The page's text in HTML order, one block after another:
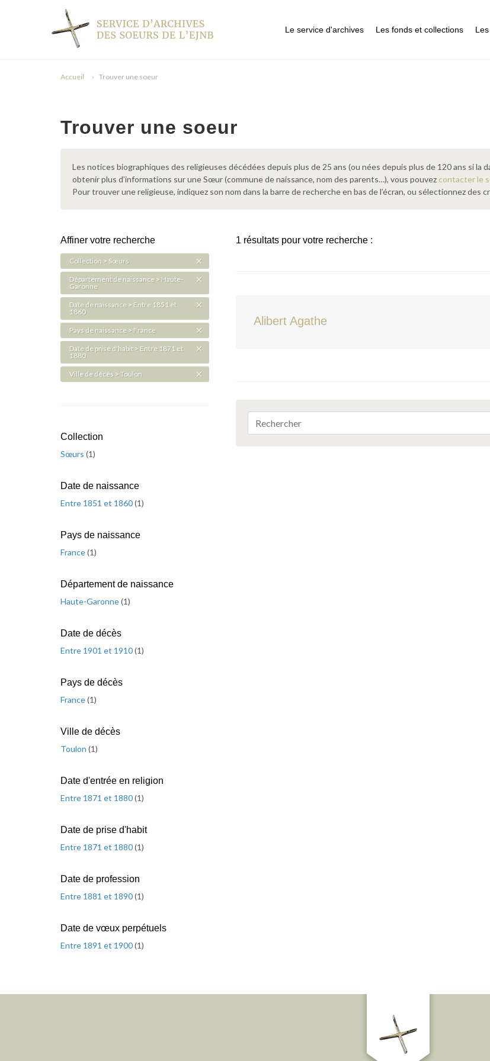
Le service d'archives Les fonds et collections
Accueil Trouver une soeur
Trouver une soeur
Les notices biographiques des religieuses décédées depuis plus de 25 ans (ou nées depuis plus de 120 ans si la
obtenir plus d’informations sur une Sœur (commune de naissance, nom des parents…), vous pouvez contacter le
Pour trouver une religieuse, indiquez son nom dans la barre de recherche en bas de l’écran, ou sélectionnez des
1 résultats pour votre recherche :
Alibert Agathe
Affiner votre recherche
Collection > Sœurs
Département de naissance > Haute-
Garonne
Date de naissance > Entre 1851 et
1860
Pays de naissance > France
Date de prise d'habit > Entre 1871 et
1880
Ville de décès > Toulon
Collection
Sœurs (1)
Date de naissance
Entre 1851 et 1860(1)
Pays de naissance
France(1)
Département de naissance
Haute-Garonne(1)
Date de décès
Entre 1901 et 1910(1)
Pays de décès
France(1)
Ville de décès
Toulon (1)
Date d'entrée en religion
Entre 1871 et 1880(1)
Date de prise d'habit
Entre 1871 et 1880(1)
Date de profession
Entre 1881 et 1890(1)
Date de vœux perpétuels
Entre 1891 et 1900(1)